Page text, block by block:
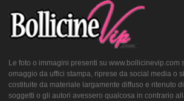
Le foto o immagini presenti su www.bollicinevip.com
omaggio da uffici stampa, riprese da social media o
costituite da materiale largamente diffuso e ritenuto
soggetti o gli autori avessero qualcosa in contrario